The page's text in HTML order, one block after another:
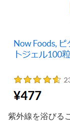
紫外線を浴びる